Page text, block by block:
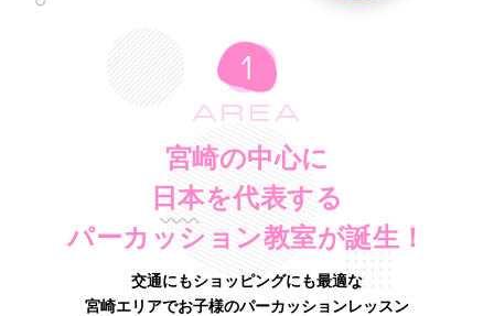
AREA
宮崎の中心に
日本を代表する
パーカッション教室が誕生！
交通にもショッピングにも最適な
宮崎エリアでお子様のパーカッションレッスン